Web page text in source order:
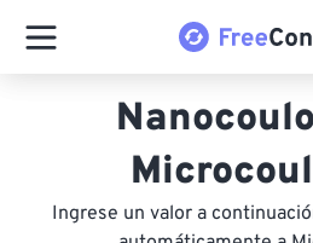
Ingrese un valor a